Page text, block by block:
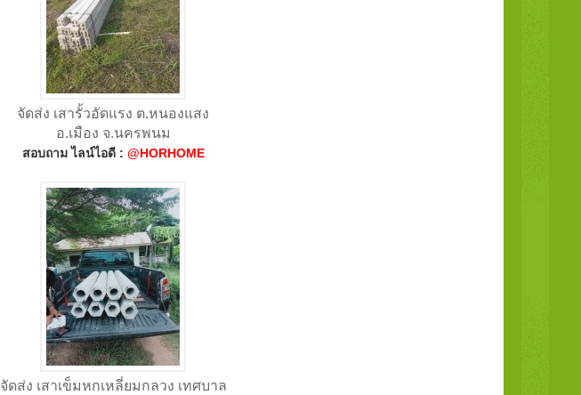
จัดส่ง เสารั้วอัดแรง ต.หนองแสง
อ.เมือง จ.นครพนม
สอบถาม ไลน์ไอดี : @HORHOME
จัดส่ง เสาเข็มหกเหลี่ยมกลวง เทศบาล